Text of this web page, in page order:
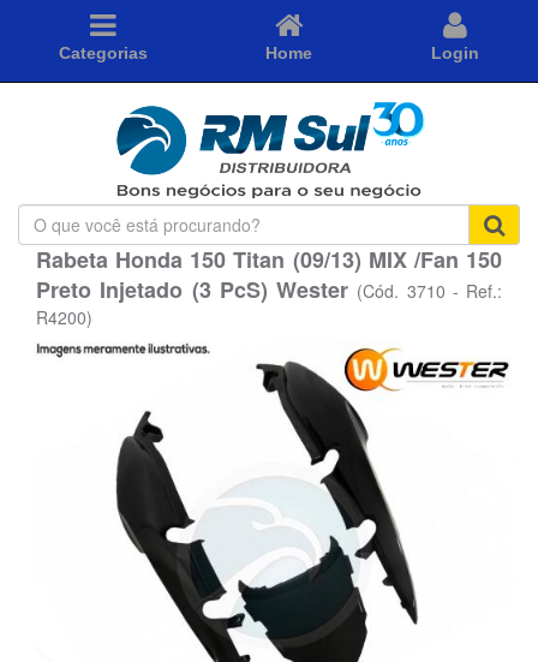
Categorias Home Login
O
que
você
está
procurando?
Rabeta Honda 150 Titan (09/13) MIX /Fan 150
Preto Injetado (3 PcS) Wester (Cód. 3710 - Ref.:
R4200)